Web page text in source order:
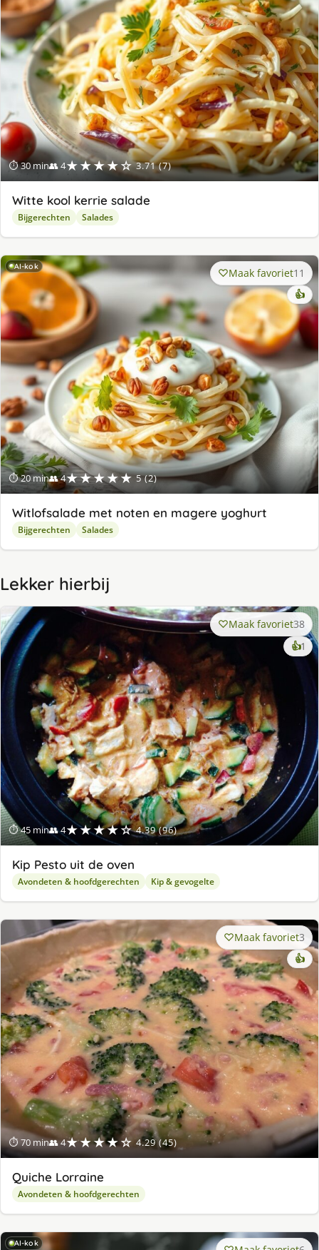
⏱ 30 min👥 4★★★★☆ 3.71 (7)
Witte kool kerrie salade
Bijgerechten Salades
AI-kok
⏱ 20 min👥 4★★★★★ 5 (2)
Maak favoriet11
👍
Witlofsalade met noten en magere yoghurt
Bijgerechten Salades
Lekker hierbij
⏱ 45 min👥 4★★★★☆ 4.39 (96)
Maak favoriet38
👍1
Kip Pesto uit de oven
Avondeten & hoofdgerechten Kip & gevogelte
⏱ 70 min👥 4★★★★☆ 4.29 (45)
Maak favoriet3
👍
Quiche Lorraine
Avondeten & hoofdgerechten
AI-kok